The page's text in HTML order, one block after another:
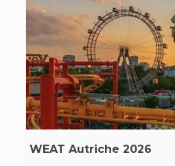
WEAT Autriche 2026